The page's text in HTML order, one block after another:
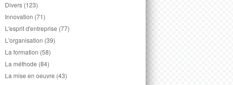
Divers (123)
Innovation (71)
L'esprit d'entreprise (77)
L'organisation (39)
La formation (58)
La méthode (84)
La mise en oeuvre (43)